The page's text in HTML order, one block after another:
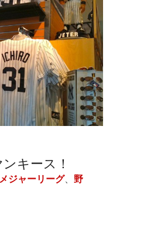
キース！
メジャーリーグ、野